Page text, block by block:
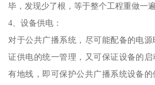
毕，发现少了根，等于整个工程重做一遍
4、设备供电：
对于公共广播系统，尽可能配备的电
证供电的统一管理，又可保证设备的
有地线，即可保护公共广播系统设备